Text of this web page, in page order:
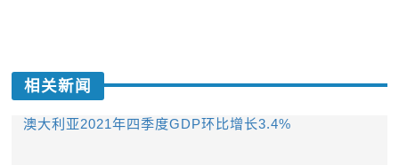
相关新闻
澳大利亚2021年四季度GDP环比增长3.4%